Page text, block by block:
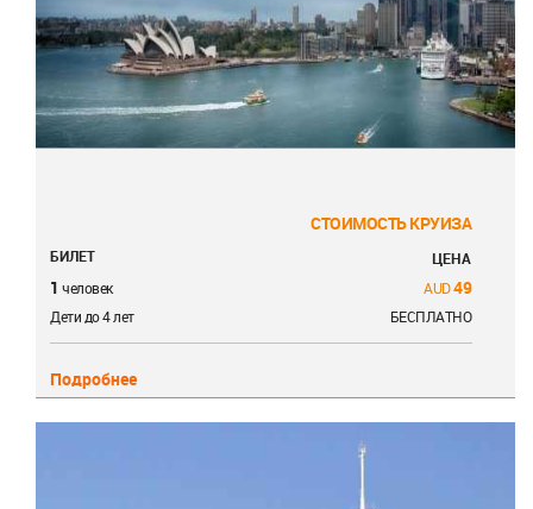
СТОИМОСТЬ КРУИЗА
БИЛЕТ ЦЕНА
1 человек 49
Дети до 4 лет БЕСПЛАТНО
Подробнее